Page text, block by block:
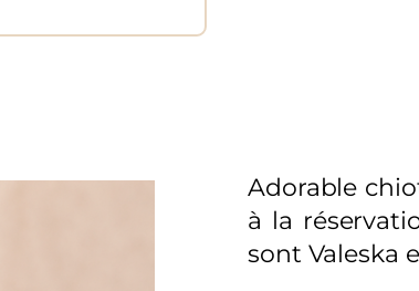
Adorable
à la
sont Valeska